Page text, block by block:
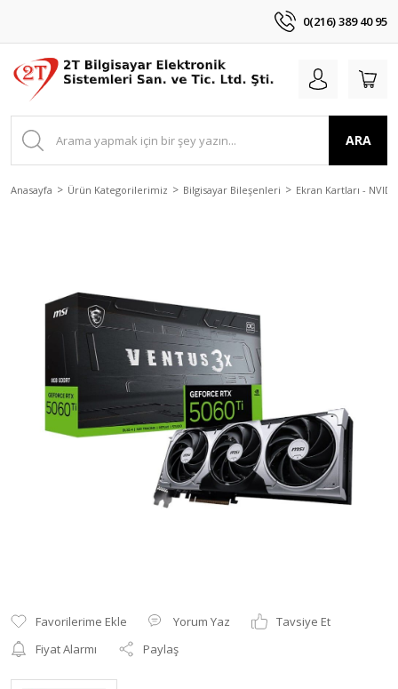
0(216) 389 40 95
ARA
Anasayfa Ürün Kategorilerimiz Bilgisayar Bileşenleri Ekran Kartları -
Yorum Yaz
Tavsiye Et
Fiyat Alarmı
Paylaş